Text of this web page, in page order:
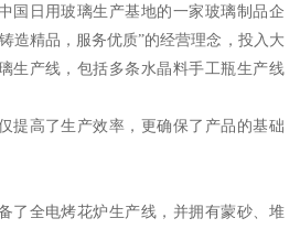
国日用玻璃生产基地的一家玻璃制品企
造精品，服务优质”的经营理念，投入大
生产线，包括多条水晶料手工瓶生产线
提高了生产效率，更确保了产品的基础
了全电烤花炉生产线，并拥有蒙砂、堆